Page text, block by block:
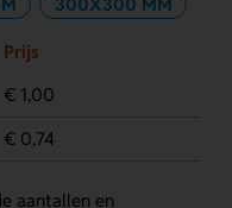
Prijs
€ 1,00
€ 0,74
aantallen en